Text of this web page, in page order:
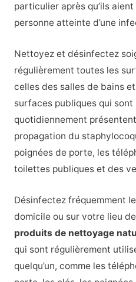
particulier après qu’ils
personne atteinte d’une
Nettoyez et désinfectez
régulièrement toutes les
celles des salles de bains
surfaces publiques qui
quotidiennement
propagation du
poignées de porte, les
toilettes publiques et des
Désinfectez fréquemment
domicile ou sur votre lieu
produits de nettoyage
qui sont régulièrement
quelqu’un, comme les